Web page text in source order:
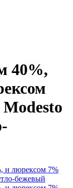
40%,
Мodesto